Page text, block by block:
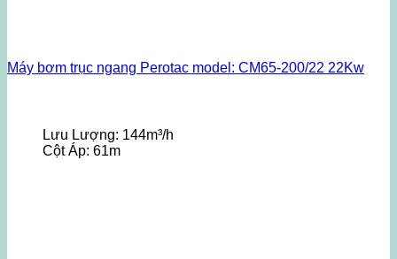
Máy bơm trục ngang Perotac model: CM65-200/22 22Kw
Lưu Lượng: 144m³/h
Cột Áp: 61m